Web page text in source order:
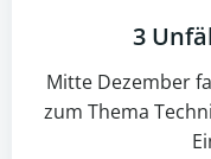
3
Mitte Dezember
zum Thema